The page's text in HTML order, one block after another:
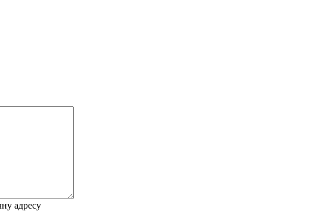
адресу